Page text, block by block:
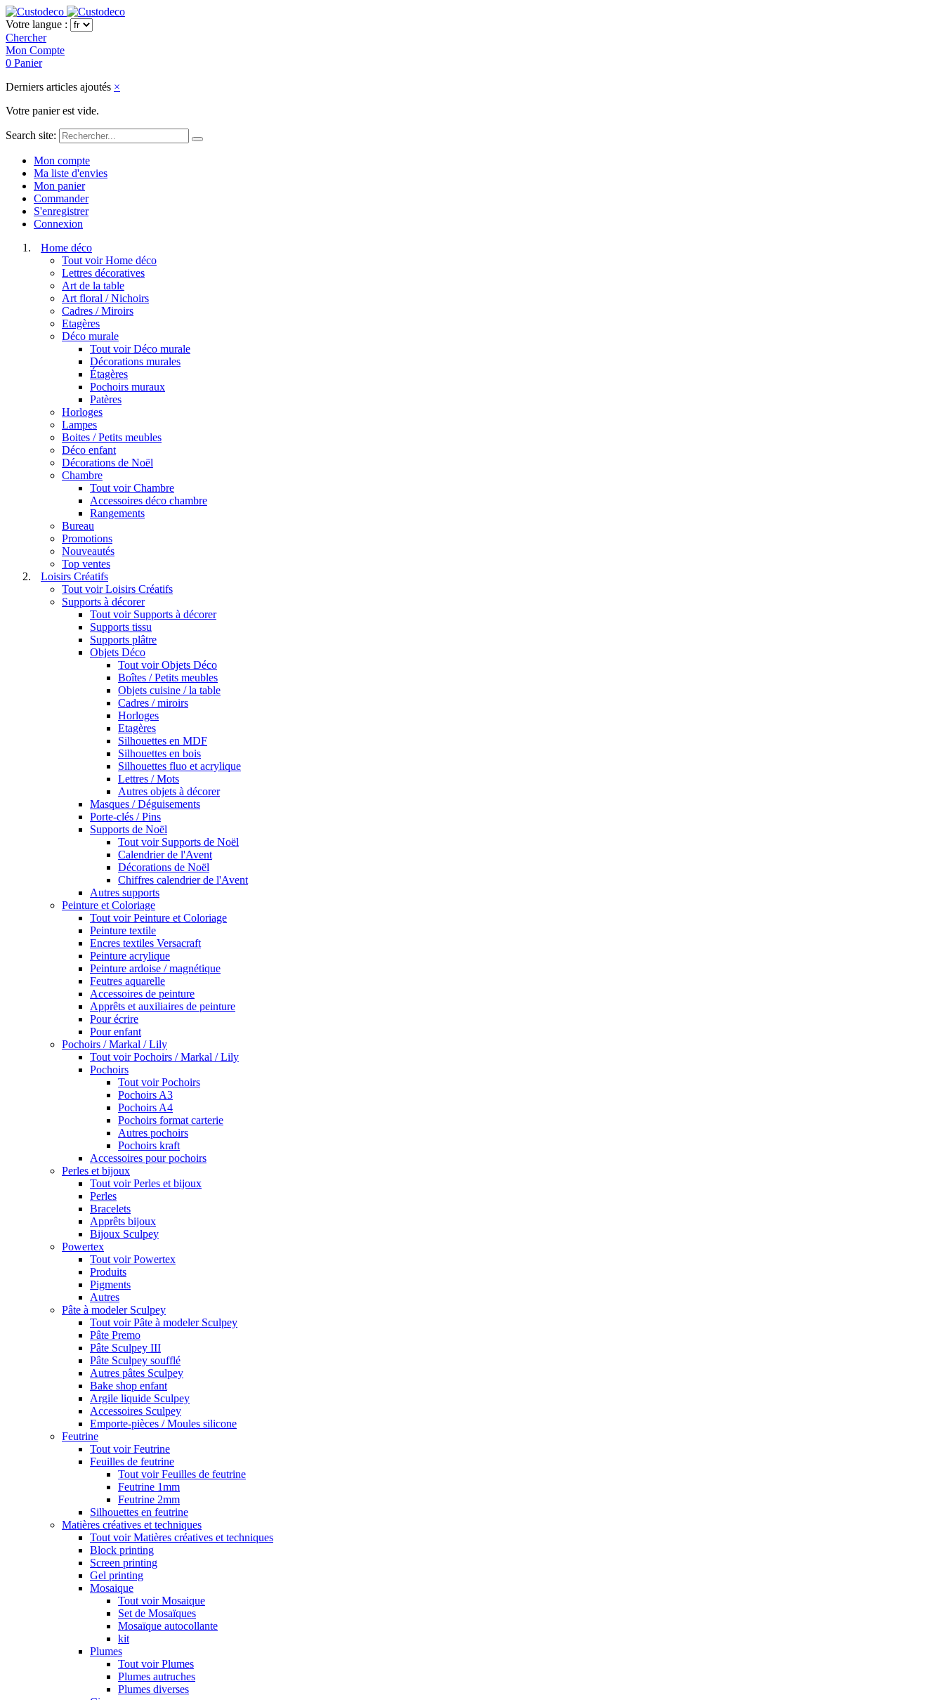
Votre langue :
Chercher
Mon Compte
0 Panier
Derniers articles ajoutés ×
Votre panier est vide.
Search site:
Mon compte
Ma liste d'envies
Mon panier
Commander
S'enregistrer
Connexion
Home déco
Tout voir Home déco
Lettres décoratives
Art de la table
Art floral / Nichoirs
Cadres / Miroirs
Etagères
Déco murale
Tout voir Déco murale
Décorations murales
Étagères
Pochoirs muraux
Patères
Horloges
Lampes
Boites / Petits meubles
Déco enfant
Décorations de Noël
Chambre
Tout voir Chambre
Accessoires déco chambre
Rangements
Bureau
Promotions
Nouveautés
Top ventes
Loisirs Créatifs
Tout voir Loisirs Créatifs
Supports à décorer
Tout voir Supports à décorer
Supports tissu
Supports plâtre
Objets Déco
Tout voir Objets Déco
Boîtes / Petits meubles
Objets cuisine / la table
Cadres / miroirs
Horloges
Etagères
Silhouettes en MDF
Silhouettes en bois
Silhouettes fluo et acrylique
Lettres / Mots
Autres objets à décorer
Masques / Déguisements
Porte-clés / Pins
Supports de Noël
Tout voir Supports de Noël
Calendrier de l'Avent
Décorations de Noël
Chiffres calendrier de l'Avent
Autres supports
Peinture et Coloriage
Tout voir Peinture et Coloriage
Peinture textile
Encres textiles Versacraft
Peinture acrylique
Peinture ardoise / magnétique
Feutres aquarelle
Accessoires de peinture
Apprêts et auxiliaires de peinture
Pour écrire
Pour enfant
Pochoirs / Markal / Lily
Tout voir Pochoirs / Markal / Lily
Pochoirs
Tout voir Pochoirs
Pochoirs A3
Pochoirs A4
Pochoirs format carterie
Autres pochoirs
Pochoirs kraft
Accessoires pour pochoirs
Perles et bijoux
Tout voir Perles et bijoux
Perles
Bracelets
Apprêts bijoux
Bijoux Sculpey
Powertex
Tout voir Powertex
Produits
Pigments
Autres
Pâte à modeler Sculpey
Tout voir Pâte à modeler Sculpey
Pâte Premo
Pâte Sculpey III
Pâte Sculpey soufflé
Autres pâtes Sculpey
Bake shop enfant
Argile liquide Sculpey
Accessoires Sculpey
Emporte-pièces / Moules silicone
Feutrine
Tout voir Feutrine
Feuilles de feutrine
Tout voir Feuilles de feutrine
Feutrine 1mm
Feutrine 2mm
Silhouettes en feutrine
Matières créatives et techniques
Tout voir Matières créatives et techniques
Block printing
Screen printing
Gel printing
Mosaique
Tout voir Mosaique
Set de Mosaïques
Mosaïque autocollante
kit
Plumes
Tout voir Plumes
Plumes autruches
Plumes diverses